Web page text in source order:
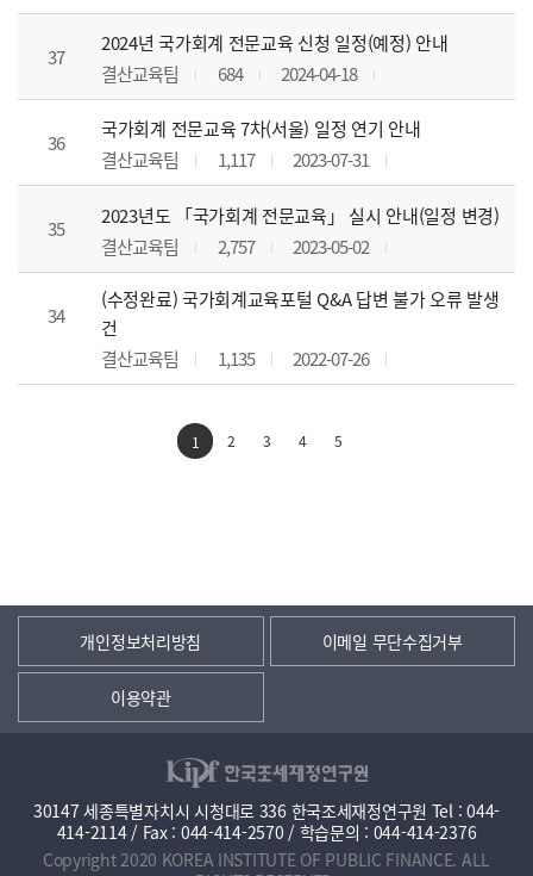
37
2024년 국가회계 전문교육 신청 일정(예정) 안내
결산교육팀
684 2024-04-18
36
국가회계 전문교육 7차(서울) 일정 연기 안내
결산교육팀
1,117 2023-07-31
35
2023년도 「국가회계 전문교육」 실시 안내(일정 변경)
결산교육팀
2,757 2023-05-02
34
(수정완료) 국가회계교육포털 Q&A 답변 불가 오류 발생
건
결산교육팀
1,135 2022-07-26
1 2 3 4 5
개인정보처리방침 이메일 무단수집거부
이용약관
30147 세종특별자치시 시청대로 336 한국조세재정연구원 Tel : 044-
414-2114 / Fax : 044-414-2570 / 학습문의 : 044-414-2376
Copyright 2020 KOREA INSTITUTE OF PUBLIC FINANCE. ALL